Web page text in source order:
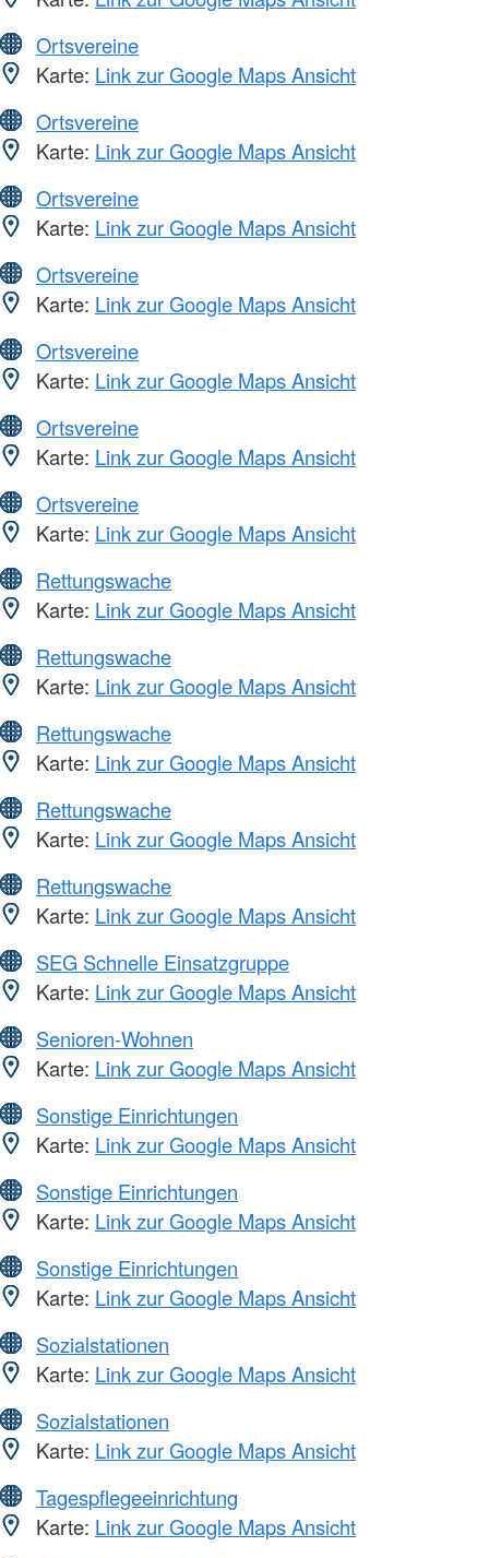
Ortsvereine
Karte: Link zur Google Maps Ansicht
Ortsvereine
Karte: Link zur Google Maps Ansicht
Ortsvereine
Karte: Link zur Google Maps Ansicht
Ortsvereine
Karte: Link zur Google Maps Ansicht
Ortsvereine
Karte: Link zur Google Maps Ansicht
Ortsvereine
Karte: Link zur Google Maps Ansicht
Ortsvereine
Karte: Link zur Google Maps Ansicht
Rettungswache
Karte: Link zur Google Maps Ansicht
Rettungswache
Karte: Link zur Google Maps Ansicht
Rettungswache
Karte: Link zur Google Maps Ansicht
Rettungswache
Karte: Link zur Google Maps Ansicht
Rettungswache
Karte: Link zur Google Maps Ansicht
SEG Schnelle Einsatzgruppe
Karte: Link zur Google Maps Ansicht
Senioren-Wohnen
Karte: Link zur Google Maps Ansicht
Sonstige Einrichtungen
Karte: Link zur Google Maps Ansicht
Sonstige Einrichtungen
Karte: Link zur Google Maps Ansicht
Sonstige Einrichtungen
Karte: Link zur Google Maps Ansicht
Sozialstationen
Karte: Link zur Google Maps Ansicht
Sozialstationen
Karte: Link zur Google Maps Ansicht
Tagespflegeeinrichtung
Karte: Link zur Google Maps Ansicht